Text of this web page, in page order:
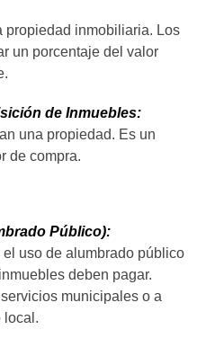
propiedad inmobiliaria. Los
un porcentaje del valor
de Inmuebles:
una propiedad. Es un
de compra.
Público):
uso de alumbrado público
deben pagar.
municipales o a
local.